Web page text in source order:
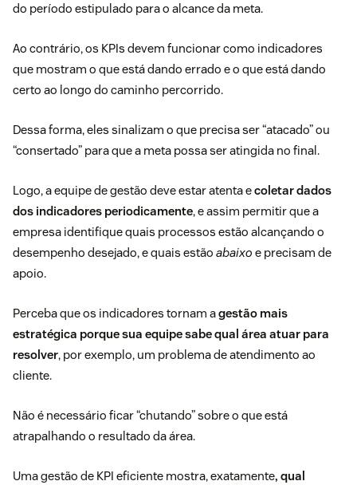
do período estipulado para o alcance da meta.
Ao contrário, os KPIs devem funcionar como indicadores
que mostram o que está dando errado e o que está dando
certo ao longo do caminho percorrido.
Dessa forma, eles sinalizam o que precisa ser “atacado” ou
“consertado” para que a meta possa ser atingida no final.
Logo, a equipe de gestão deve estar atenta ecoletar dados
dos indicadores periodicamente, e assim permitir que a
empresa identifique quais processos estão alcançando o
desempenho desejado, e quais estão abaixo e precisam de
apoio.
Perceba que os indicadores tornam agestão mais
estratégica porque sua equipe sabe qual área atuar para
resolver, por exemplo, um problema de atendimento ao
cliente.
Não é necessário ficar “chutando” sobre o que está
atrapalhando o resultado da área.
Uma gestão de KPI eficiente mostra, exatamente, qual